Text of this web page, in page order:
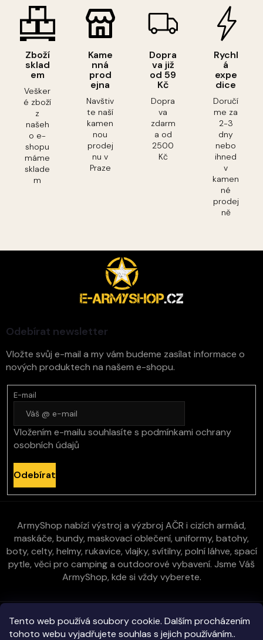
Tento web používá soubory cookie. Dalším procházením
tohoto webu vyjadřujete souhlas s jejich používáním..
Zboží
sklad
em
Vešker
é zboží
z
našeh
o e-
shopu
máme
sklade
m
Kame
nná
prod
ejna
Navštiv
te naší
kamen
nou
prodej
nu v
Praze
Dopra
va již
od 59
Kč
Dopra
va
zdarm
a od
2500
Kč
Rychl
á
expe
dice
Doručí
me za
2-3
dny
nebo
ihned
v
kamen
né
prodej
ně
Odebírat newsletter
Vložte svůj e-mail a my vám budeme zasílat informace o
nových produktech na našem e-shopu.
E-mail
Vložením e-mailu souhlasíte s podmínkami ochrany
osobních údajů
Odebírat
ArmyShop nabízí výstroj a výzbroj AČR i cizích armád,
maskáče, bundy, maskovací oblečení, uniformy, batohy,
boty, celty, helmy, rukavice, vlajky, svítilny, polní láhve, spací
pytle, věci pro camping a outdoorové vybavení. Jsme Váš
ArmyShop, kde si vždy vyberete.
Zákaznická péče